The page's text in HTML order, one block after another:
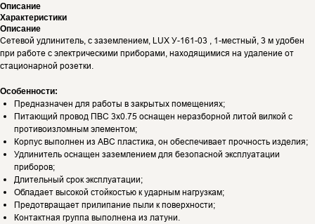
Описание
Характеристики
Описание
Сетевой удлинитель, с заземлением, LUX У-161-03 , 1-местный, 3 м удобен
при работе с электрическими приборами, находящимися на удаление от
стационарной розетки.
Особенности:
Предназначен для работы в закрытых помещениях;
Питающий провод ПВС 3х0.75 оснащен неразборной литой вилкой с
противоизломным элементом;
Корпус выполнен из АВС пластика, он обеспечивает прочность изделия;
Удлинитель оснащен заземлением для безопасной эксплуатации
приборов;
Длительный срок эксплуатации;
Обладает высокой стойкостью к ударным нагрузкам;
Предотвращает прилипание пыли к поверхности;
Контактная группа выполнена из латуни.